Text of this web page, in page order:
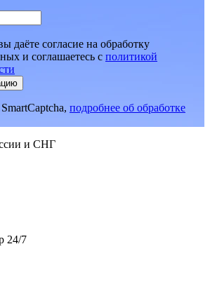
даёте согласие на обработку
и соглашаетесь c политикой
подробнее об обработке
и СНГ
24/7